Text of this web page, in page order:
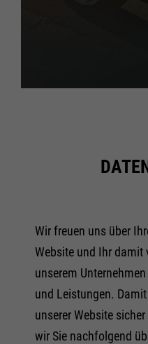
Wir freuen uns über
Website und Ihr damit
unserem
und Leistungen.
unserer Website
wir Sie nachfolgend